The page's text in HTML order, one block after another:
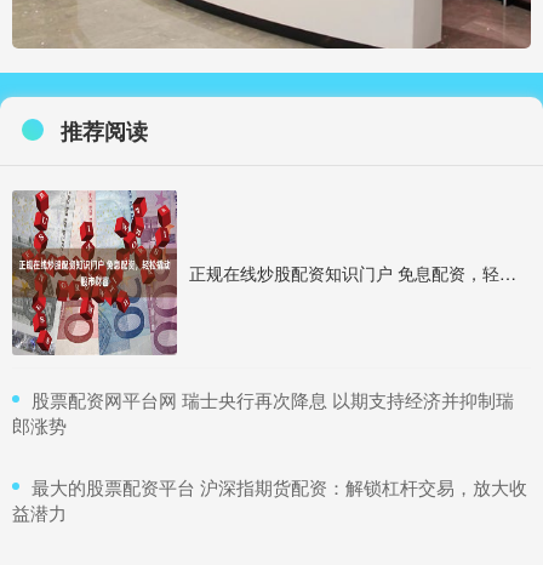
推荐阅读
正规在线炒股配资知识门户 免息配资，轻松撬动股市财富
​股票配资网平台网 瑞士央行再次降息 以期支持经济并抑制瑞
郎涨势
​最大的股票配资平台 沪深指期货配资：解锁杠杆交易，放大收
益潜力